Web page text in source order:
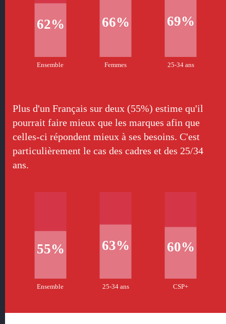
62% 66% 69%
Ensemble Femmes 25-34 ans
Plus d'un Français sur deux (55%) estime qu'il
pourrait faire mieux que les marques afin que
celles-ci répondent mieux à ses besoins. C'est
particulièrement le cas des cadres et des 25/34
ans.
55% 63% 60%
Ensemble 25-34 ans CSP+